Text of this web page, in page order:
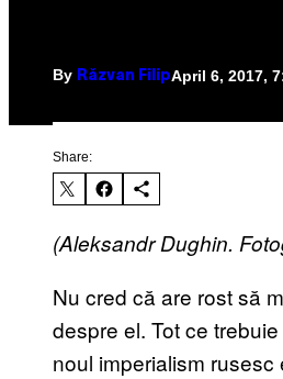
By Răzvan FilipApril 6, 2017,
Share:
(Aleksandr Dughin.
Nu cred că are rost să
despre el. Tot ce
noul imperialism